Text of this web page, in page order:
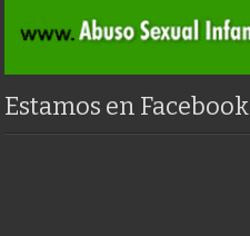
Estamos en Facebook